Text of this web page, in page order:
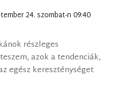
24. szombat-n 09:40
részleges
azok a tendenciák,
egész kereszténységet